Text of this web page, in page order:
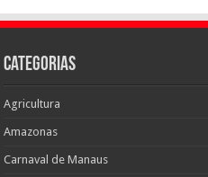
Categorias
Agricultura
Amazonas
Carnaval de Manaus